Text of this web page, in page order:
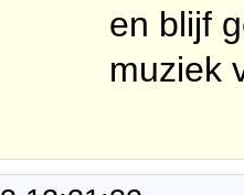
en blijf
muziek